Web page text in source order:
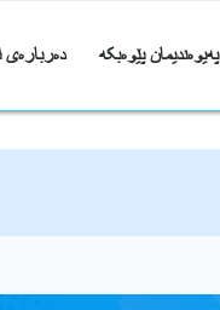
پەیوەندیمان پێوەبکە دەربارەی